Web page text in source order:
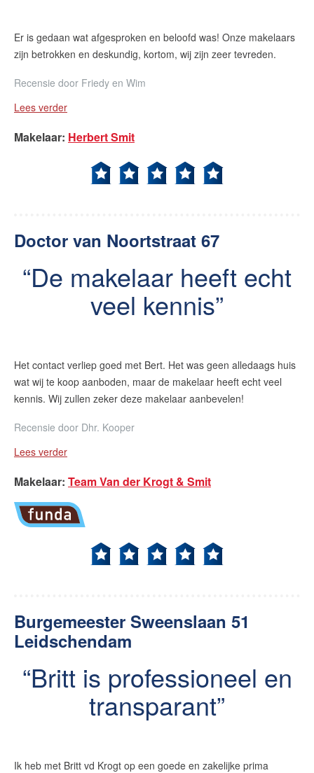
Er is gedaan wat afgesproken en beloofd was! Onze makelaars
zijn betrokken en deskundig, kortom, wij zijn zeer tevreden.
Recensie door Friedy en Wim
Lees verder
Makelaar: Herbert Smit
Doctor van Noortstraat 67
De makelaar heeft echt
veel kennis
Het contact verliep goed met Bert. Het was geen alledaags huis
wat wij te koop aanboden, maar de makelaar heeft echt veel
kennis. Wij zullen zeker deze makelaar aanbevelen!
Recensie door Dhr. Kooper
Lees verder
Makelaar: Team Van der Krogt & Smit
Burgemeester Sweenslaan 51
Leidschendam
Britt is professioneel en
transparant
Ik heb met Britt vd Krogt op een goede en zakelijke prima